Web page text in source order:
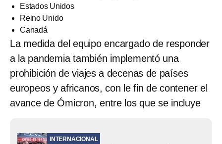
Estados Unidos
Reino Unido
Canadá
La medida del equipo encargado de responder
a la pandemia también implementó una
prohibición de viajes a decenas de países
europeos y africanos, con le fin de contener el
avance de Ómicron, entre los que se incluye
INTERNACIONAL